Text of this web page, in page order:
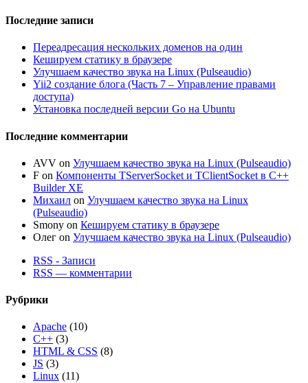
Последние записи
Переадресация нескольких доменов на один
Кешируем статику в браузере
Улучшаем качество звука на Linux (Pulseaudio)
Yii2 создание блога (Часть 7 – Управление правами
доступа)
Установка последней версии Go на Ubuntu
Последние комментарии
AVV on Улучшаем качество звука на Linux (Pulseaudio)
F on Компоненты TServerSocket и TClientSocket в C++
Builder XE
Михаил on Улучшаем качество звука на Linux
(Pulseaudio)
Smony on Кешируем статику в браузере
Олег on Улучшаем качество звука на Linux (Pulseaudio)
RSS - Записи
RSS — комментарии
Рубрики
Apache (10)
C++ (3)
HTML & CSS (8)
JS (3)
Linux (11)